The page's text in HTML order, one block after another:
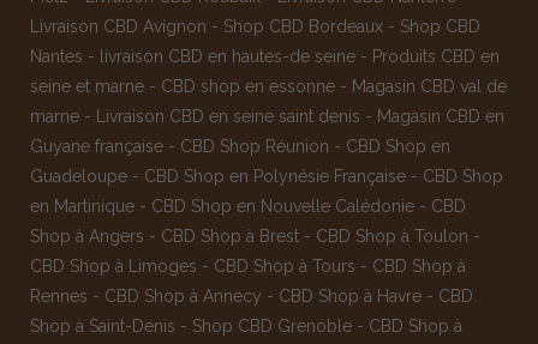
Livraison CBD Avignon - Shop CBD Bordeaux - Shop CBD
Nantes - livraison CBD en hautes-de seine - Produits CBD en
seine et marne - CBD shop en essonne - Magasin CBD val de
marne - Livraison CBD en seine saint denis - Magasin CBD en
Guyane française - CBD Shop Réunion - CBD Shop en
Guadeloupe - CBD Shop en Polynésie Française - CBD Shop
en Martinique - CBD Shop en Nouvelle Calédonie - CBD
Shop à Angers - CBD Shop à Brest - CBD Shop à Toulon -
CBD Shop à Limoges - CBD Shop à Tours - CBD Shop à
Rennes - CBD Shop à Annecy - CBD Shop à Havre - CBD
Shop à Saint-Denis - Shop CBD Grenoble - CBD Shop à